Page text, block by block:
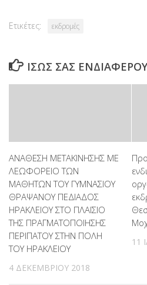
Ετικέτες: εκδρομές
ΊΣΩΣ ΣΑΣ
ΑΝΑΘΕΣΗ ΜΕΤΑΚΙΝΗΣΗΣ ΜΕ
ΛΕΩΦΟΡΕΙΟ ΤΩΝ
ΜΑΘΗΤΩΝ ΤΟΥ ΓΥΜΝΑΣΙΟΥ
ΘΡΑΨΑΝΟΥ ΠΕΔΙΑΔΟΣ
ΗΡΑΚΛΕΙΟΥ ΣΤΟ ΠΛΑΙΣΙΟ
ΤΗΣ ΠΡΑΓΜΑΤΟΠΟΙΗΣΗΣ
ΠΕΡΙΠΑΤΟΥ ΣΤΗΝ ΠΟΛΗ
ΤΟΥ ΗΡΑΚΛΕΙΟΥ
4 ΔΕΚΕΜΒΡΊΟΥ 2018
11